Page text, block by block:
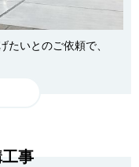
たいとのご依頼で、
事